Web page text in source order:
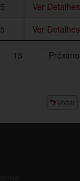
5
Ver Detalhes
5 Ver Detalhes
13 Próximo
Voltar